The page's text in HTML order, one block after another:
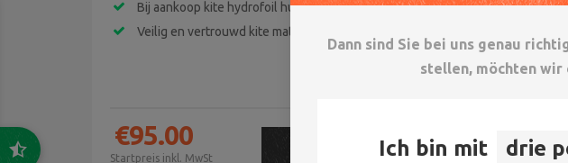
Bij aankoop kite hydrofoil huurgeld retour
Veilig en vertrouwd kite materiaal
€95.00
Startpreis inkl. MwSt
Bij aankoop
€65.00
Startpreis inkl. MwSt
Dann sind Sie bei uns genau
stellen, möchten wir
Ich bin mit drie